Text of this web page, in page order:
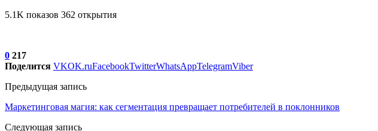
5.1K показов 362 открытия
0 217
Поделится VKOK.ruFacebookTwitterWhatsAppTelegramViber
Предыдущая запись
Маркетинговая магия: как сегментация превращает потребителей в поклонников
Следующая запись